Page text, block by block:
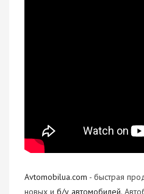
Avtomobilua.com - быстрая
новых и б/у автомобилей.